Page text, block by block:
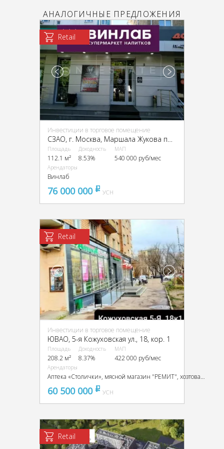
АНАЛОГИЧНЫЕ ПРЕДЛОЖЕНИЯ
Retail
Инвестиции в торговое помещение
CЗАО, г. Москва, Маршала Жукова пр-т, 17к1
Площадь
112.1 м²
Доходность
8.53%
МАП
540 000 руб/мес
Арендаторы
Винлаб
76 000 000 pуб
УСН
Retail
Инвестиции в торговое помещение
ЮВАО, 5-я Кожуховская ул., 18, кор. 1
Площадь
208.2 м²
Доходность
8.37%
МАП
422 000 руб/мес
Арендаторы
Аптека «Столички», мясной магазин "РЕМИТ", хозтовары
60 500 000 pуб
УСН
Retail